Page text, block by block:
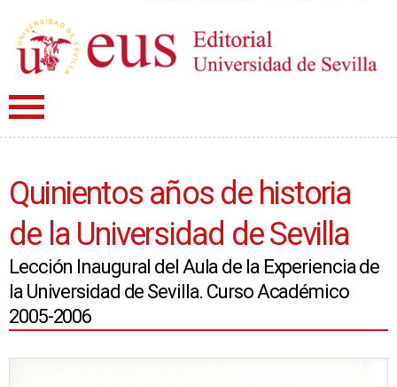
Quinientos años de historia
de la Universidad de Sevilla
Lección Inaugural del Aula de la Experiencia de
la Universidad de Sevilla. Curso Académico
2005-2006